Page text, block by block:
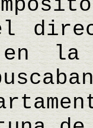
en